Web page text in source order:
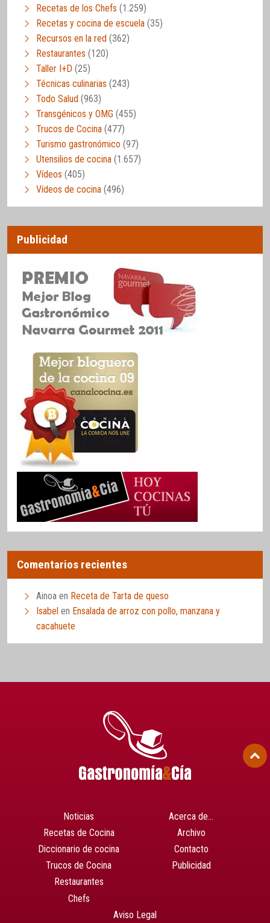
Recetas de los Chefs (1.259)
Recetas y cocina de escuela (35)
Recursos en la red (362)
Restaurantes (120)
Taller I+D (25)
Técnicas culinarias (243)
Todo Salud (963)
Transgénicos y OMG (455)
Trucos de Cocina (477)
Turismo gastronómico (97)
Utensilios de cocina (1.657)
Vídeos (405)
Vídeos de cocina (496)
Publicidad
Comentarios recientes
Ainoa en Receta de Tarta de queso
Isabel en Ensalada de arroz con pollo, manzana y
cacahuete
Noticias
Recetas de Cocina
Diccionario de cocina
Trucos de Cocina
Restaurantes
Chefs
Acerca de…
Archivo
Contacto
Publicidad
Aviso Legal